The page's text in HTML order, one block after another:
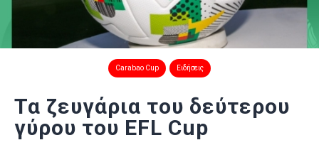
Carabao Cup Ειδήσεις
Τα ζευγάρια του δεύτερου
γύρου του EFL Cup